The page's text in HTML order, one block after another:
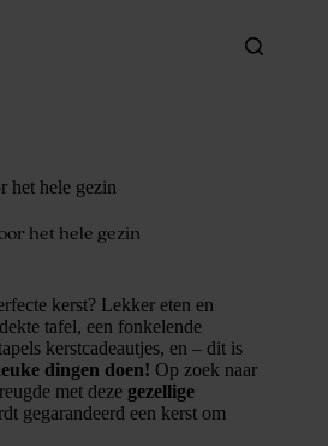
het hele gezin
het hele gezin
kerst? Lekker eten en
tafel, een fonkelende
kerstcadeautjes, en – dit is
euke dingen doen! Op zoek naar
met deze gezellige
gegarandeerd een kerst om